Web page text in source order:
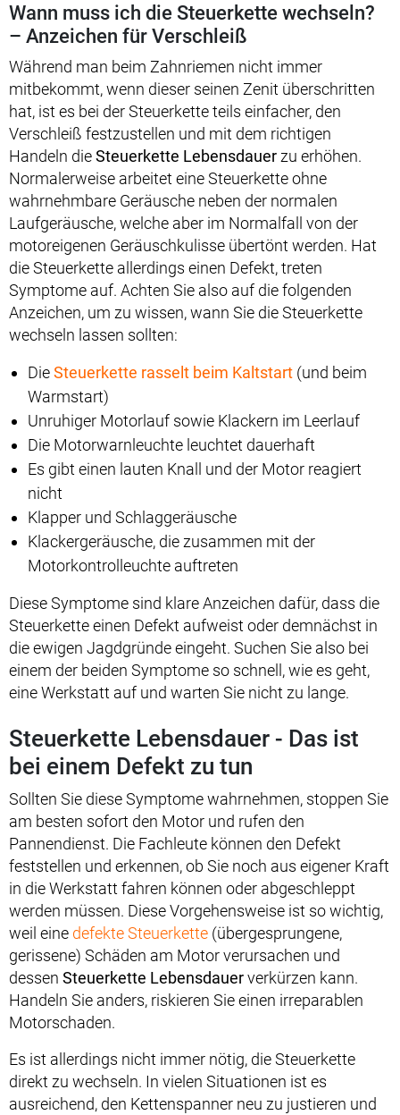
Wann muss ich die Steuerkette wechseln?
– Anzeichen für Verschleiß
Während man beim Zahnriemen nicht immer
mitbekommt, wenn dieser seinen Zenit überschritten
hat, ist es bei der Steuerkette teils einfacher, den
Verschleiß festzustellen und mit dem richtigen
Handeln dieSteuerkette Lebensdauer zu erhöhen.
Normalerweise arbeitet eine Steuerkette ohne
wahrnehmbare Geräusche neben der normalen
Laufgeräusche, welche aber im Normalfall von der
motoreigenen Geräuschkulisse übertönt werden. Hat
die Steuerkette allerdings einen Defekt, treten
Symptome auf. Achten Sie also auf die folgenden
Anzeichen, um zu wissen, wann Sie die Steuerkette
wechseln lassen sollten:
DieSteuerkette rasselt beim Kaltstart (und beim
Warmstart)
Unruhiger Motorlauf sowie Klackern im Leerlauf
Die Motorwarnleuchte leuchtet dauerhaft
Es gibt einen lauten Knall und der Motor reagiert
nicht
Klapper und Schlaggeräusche
Klackergeräusche, die zusammen mit der
Motorkontrolleuchte auftreten
Diese Symptome sind klare Anzeichen dafür, dass die
Steuerkette einen Defekt aufweist oder demnächst in
die ewigen Jagdgründe eingeht. Suchen Sie also bei
einem der beiden Symptome so schnell, wie es geht,
eine Werkstatt auf und warten Sie nicht zu lange.
Steuerkette Lebensdauer - Das ist
bei einem Defekt zu tun
Sollten Sie diese Symptome wahrnehmen, stoppen Sie
am besten sofort den Motor und rufen den
Pannendienst. Die Fachleute können den Defekt
feststellen und erkennen, ob Sie noch aus eigener Kraft
in die Werkstatt fahren können oder abgeschleppt
werden müssen. Diese Vorgehensweise ist so wichtig,
weil eine defekte Steuerkette (übergesprungene,
gerissene) Schäden am Motor verursachen und
dessen Steuerkette Lebensdauerverkürzen kann.
Handeln Sie anders, riskieren Sie einen irreparablen
Motorschaden.
Es ist allerdings nicht immer nötig, die Steuerkette
direkt zu wechseln. In vielen Situationen ist es
ausreichend, den Kettenspanner neu zu justieren und